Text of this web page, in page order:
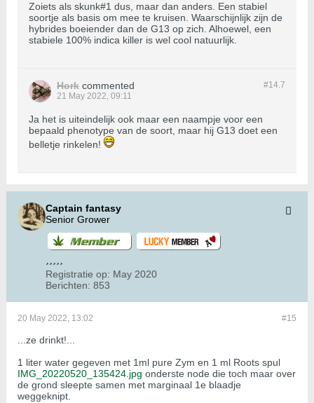
Zoiets als skunk#1 dus, maar dan anders. Een stabiel
soortje als basis om mee te kruisen. Waarschijnlijk zijn de
hybrides boeiender dan de G13 op zich. Alhoewel, een
stabiele 100% indica killer is wel cool natuurlijk.
#14.7
Hork commented
21 May 2022, 09:11
Ja het is uiteindelijk ook maar een naampje voor een
bepaald phenotype van de soort, maar hij G13 doet een
belletje rinkelen!
Captain fantasy
Senior Grower
Registratie op: May 2020
Berichten: 853
#15
20 May 2022, 13:02
...ze drinkt!...
1 liter water gegeven met 1ml pure Zym en 1 ml Roots spul
IMG_20220520_135424.jpg onderste node die toch maar over
de grond sleepte samen met marginaal 1e blaadje
weggeknipt.